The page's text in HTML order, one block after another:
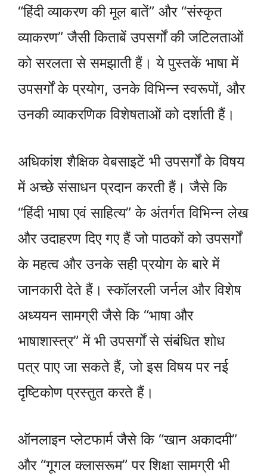
“हिंदी व्याकरण की मूल बातें” और “संस्कृत
व्याकरण” जैसी किताबें उपसर्गों की जटिलताओं
को सरलता से समझाती हैं। ये पुस्तकें भाषा में
उपसर्गों के प्रयोग, उनके विभिन्न स्वरूपों, और
उनकी व्याकरणिक विशेषताओं को दर्शाती हैं।
अधिकांश शैक्षिक वेबसाइटें भी उपसर्गों के विषय
में अच्छे संसाधन प्रदान करती हैं। जैसे कि
“हिंदी भाषा एवं साहित्य” के अंतर्गत विभिन्न लेख
और उदाहरण दिए गए हैं जो पाठकों को उपसर्गों
के महत्व और उनके सही प्रयोग के बारे में
जानकारी देते हैं। स्कॉलरली जर्नल और विशेष
अध्ययन सामग्री जैसे कि “भाषा और
भाषाशास्त्र” में भी उपसर्गों से संबंधित शोध
पत्र पाए जा सकते हैं, जो इस विषय पर नई
दृष्टिकोण प्रस्तुत करते हैं।
ऑनलाइन प्लेटफार्म जैसे कि “खान अकादमी”
और “गूगल क्लासरूम” पर शिक्षा सामग्री भी